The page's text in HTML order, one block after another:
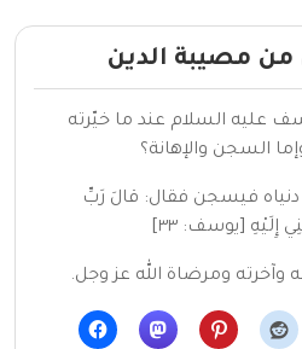
من مصيبة الدين
عليه السلام عند ما خيّرته
السجن والإهانة؟
دنياه فيسجن فقال: قالَ رَبِّ
إِلَيْهِ [يوسف: ٣٣]
ومرضاة الله عز وجل.